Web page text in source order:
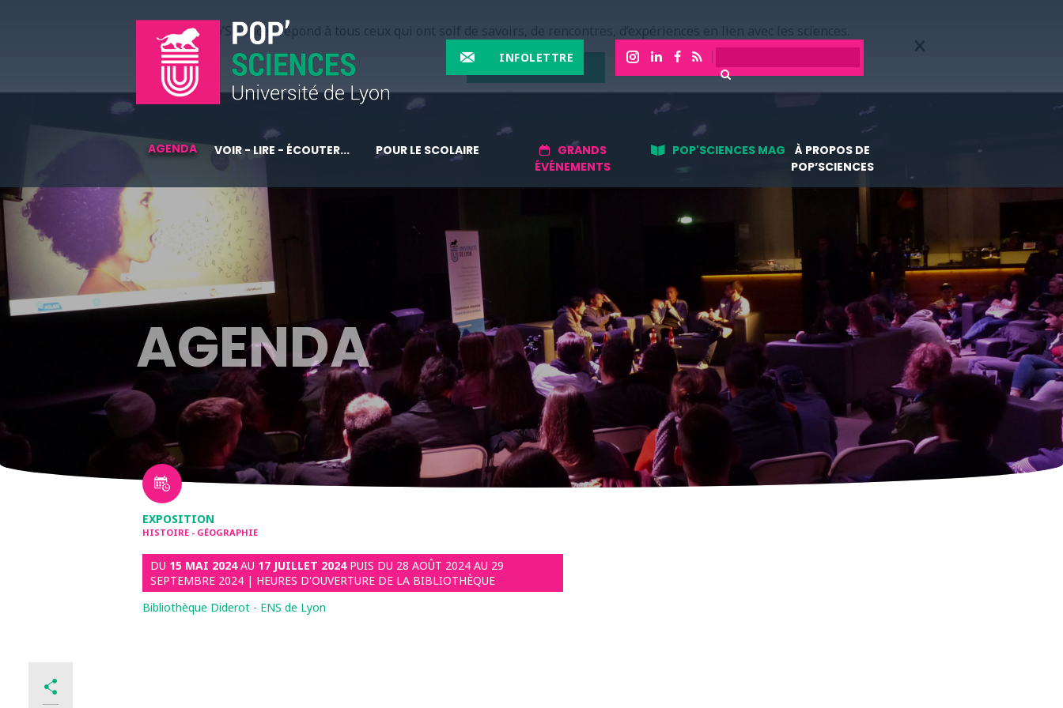
Pop’Sciences répond à tous ceux qui ont soif de savoirs, de rencontres, d’expériences en lien avec les sciences.
INFOLETTRE
AGENDA VOIR - LIRE - ÉCOUTER... POUR LE SCOLAIRE
GRANDS
ÉVÉNEMENTS
POP'SCIENCES MAG
À PROPOS DE
POP’SCIENCES
AGENDA
EXPOSITION
HISTOIRE - GÉOGRAPHIE
DU 15 MAI 2024AU 17 JUILLET 2024 PUIS DU 28 AOÛT 2024 AU 29
SEPTEMBRE 2024 | HEURES D'OUVERTURE DE LA BIBLIOTHÈQUE
Bibliothèque Diderot - ENS de Lyon